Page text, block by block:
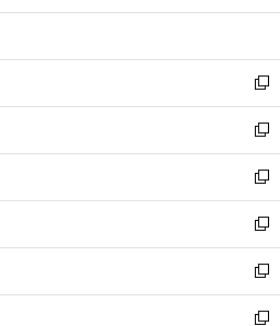
開
ウ
開
く
ン
ウ
で
開
く
ウ
ン
ド
ウ
で
開
く
新
し
い
ウ
ィ
ン
ド
ウ
で
開
く
新
し
い
ウ
ィ
ン
ド
ウ
で
新
し
い
ウ
ィ
ン
ド
新
し
い
ウ
ィ
新
し
い